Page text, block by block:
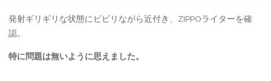
発射ギリギリな状態にビビリながら近付き、ZIPPOライターを確
認。
特に問題は無いように思えました。